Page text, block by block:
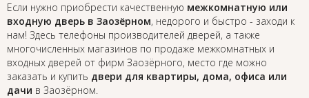
Если нужно приобрести качественную межкомнатную или
входную дверь в Заозёрном, недорого и быстро - заходи к
нам! Здесь телефоны производителей дверей, а также
многочисленных магазинов по продаже межкомнатных и
входных дверей от фирм Заозёрного, место где можно
заказать и купить двери для квартиры, дома, офиса или
дачи в Заозёрном.